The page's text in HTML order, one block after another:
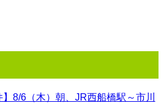
】8/6（木）朝、JR西船橋駅～市川